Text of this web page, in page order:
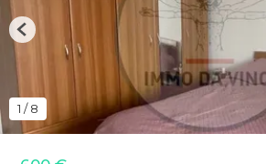
1 /8
Previous